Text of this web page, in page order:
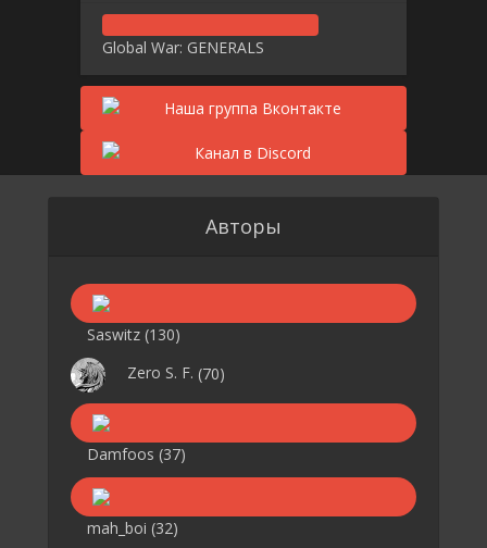
Global War: GENERALS
Авторы
Saswitz (130)
Zero S. F. (70)
Damfoos (37)
mah_boi (32)